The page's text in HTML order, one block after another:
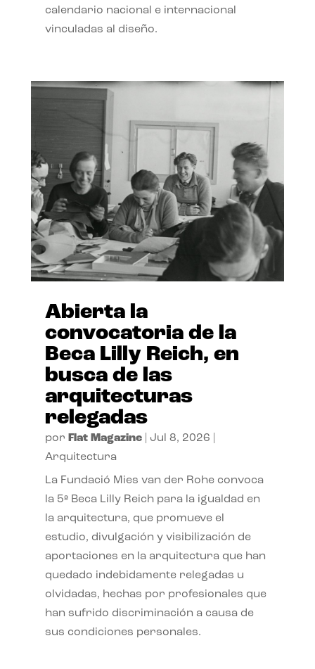
calendario nacional e internacional
vinculadas al diseño.
Abierta la
convocatoria de la
Beca Lilly Reich, en
busca de las
arquitecturas
relegadas
por Flat Magazine| Jul 8, 2026
Arquitectura
La Fundació Mies van der Rohe convoca
la 5ª Beca Lilly Reich para la igualdad en
la arquitectura, que promueve el
estudio, divulgación y visibilización de
aportaciones en la arquitectura que han
quedado indebidamente relegadas u
olvidadas, hechas por profesionales que
han sufrido discriminación a causa de
sus condiciones personales.